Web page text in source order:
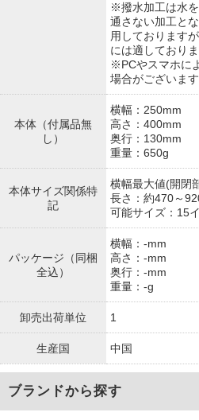
※撥水加工は水
通さない加工と
用しております
には適しておりま
※PCやスマホに
場合がございます
本体（付属品無
し）
横幅：250mm
高さ：400mm
奥行：130mm
重量：650g
本体サイズ関係特
記
横幅最大値(開閉
長さ：約470～
可能サイズ：15
パッケージ（同梱
全込）
横幅：-mm
高さ：-mm
奥行：-mm
重量：-g
卸売出荷単位 1
生産国 中国
ブランドから探す